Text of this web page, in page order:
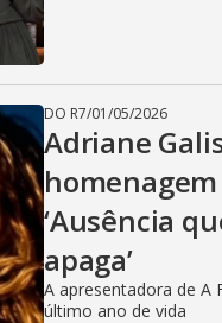
DO R7/01/05/2026
Adriane
‘Ausência
apaga’
A apresentadora de A
último ano de vida